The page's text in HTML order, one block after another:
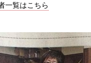
一覧はこちら